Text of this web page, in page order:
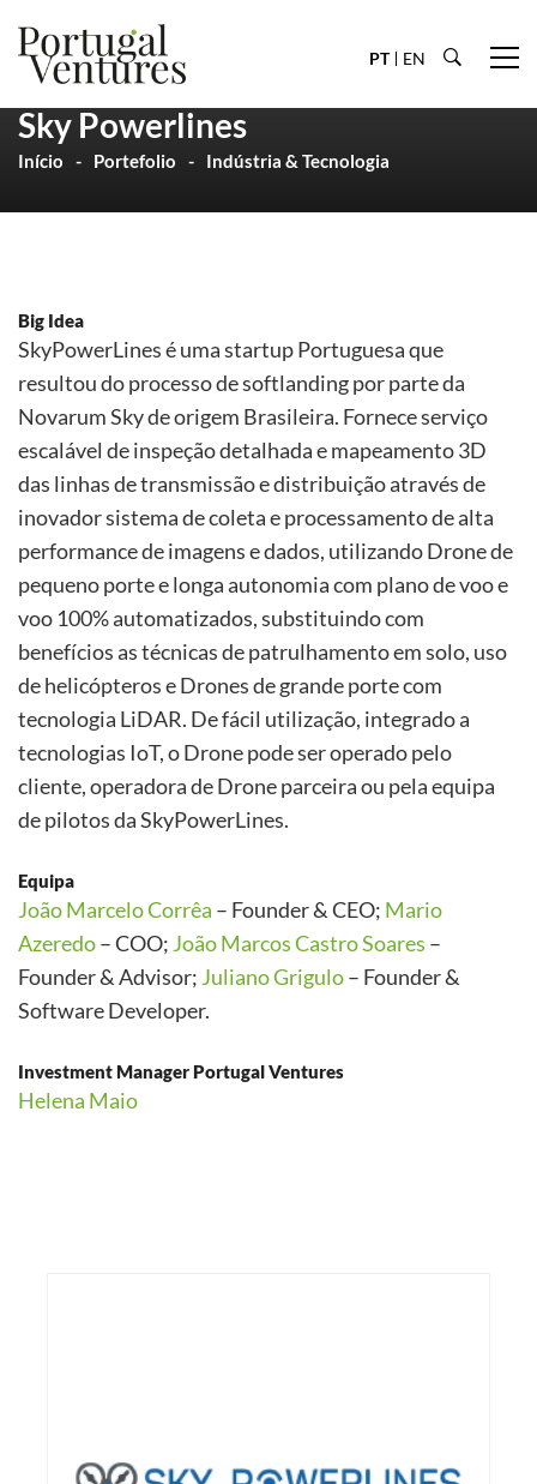
PT EN
Sky Powerlines
Início Portefolio Indústria & Tecnologia
Big Idea
SkyPowerLines é uma startup Portuguesa que
resultou do processo de softlanding por parte da
Novarum Sky de origem Brasileira. Fornece serviço
escalável de inspeção detalhada e mapeamento 3D
das linhas de transmissão e distribuição através de
inovador sistema de coleta e processamento de alta
performance de imagens e dados, utilizando Drone de
pequeno porte e longa autonomia com plano de voo e
voo 100% automatizados, substituindo com
benefícios as técnicas de patrulhamento em solo, uso
de helicópteros e Drones de grande porte com
tecnologia LiDAR. De fácil utilização, integrado a
tecnologias IoT, o Drone pode ser operado pelo
cliente, operadora de Drone parceira ou pela equipa
de pilotos da SkyPowerLines.
Equipa
João Marcelo Corrêa – Founder & CEO; Mario
Azeredo– COO; João Marcos Castro Soares –
Founder & Advisor; Juliano Grigulo– Founder &
Software Developer.
Investment Manager Portugal Ventures
Helena Maio